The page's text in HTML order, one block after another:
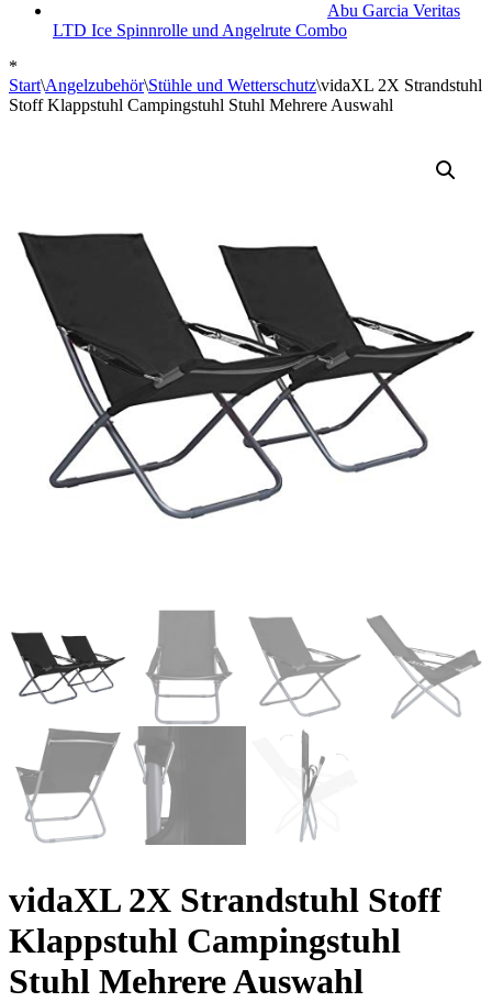
Abu Garcia Veritas
LTD Ice Spinnrolle und Angelrute Combo
*
Start\Angelzubehör\Stühle und Wetterschutz\vidaXL 2X Strandstuhl
Stoff Klappstuhl Campingstuhl Stuhl Mehrere Auswahl
vidaXL 2X Strandstuhl Stoff
Klappstuhl Campingstuhl
Stuhl Mehrere Auswahl